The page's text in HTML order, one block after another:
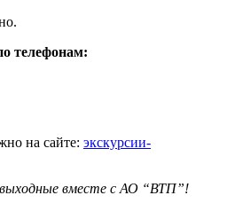
телефонам:
на сайте: экскурсии-
вместе с АО “ВТП”!